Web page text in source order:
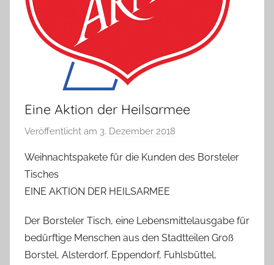
Eine Aktion der Heilsarmee
Veröffentlicht am 3. Dezember 2018
n
e
a
B
Weihnachtspakete für die Kunden des Borsteler
Tisches
EINE AKTION DER HEILSARMEE
Der Borsteler Tisch, eine Lebensmittelausgabe für
bedürftige Menschen aus den Stadtteilen Groß
Borstel, Alsterdorf, Eppendorf, Fuhlsbüttel,